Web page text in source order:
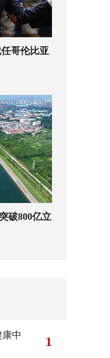
哥伦比亚
破800亿立
中
1